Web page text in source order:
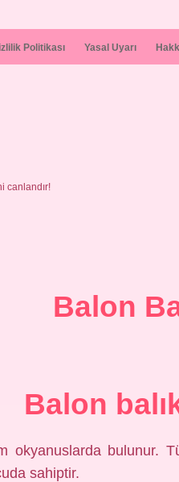
Politikası Yasal Uyarı
canlandır!
Balon
Balon
okyanuslarda bulunur.
sahiptir.